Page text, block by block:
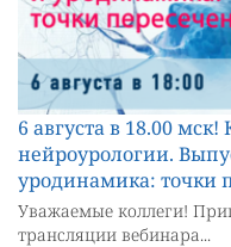
6 августа в 18.00
нейроурологии.
уродинамика: точки
Уважаемые коллеги!
трансляции вебинара...